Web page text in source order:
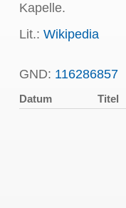
Kapelle.
Lit.: Wikipedia
GND: 116286857
Datum Titel